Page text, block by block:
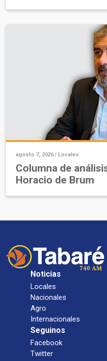
agosto 7, 2026 | Locales
Columna de
Horacio de Brum
Noticias
Locales
Nacionales
Agro
Internacionales
Seguinos
Facebook
Twitter